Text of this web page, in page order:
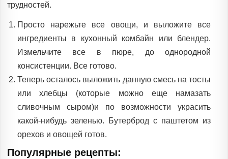
трудностей.
Просто нарежьте все овощи, и выложите все
ингредиенты в кухонный комбайн или блендер.
Измельчите все в пюре, до однородной
консистенции. Все готово.
Теперь осталось выложить данную смесь на тосты
или хлебцы (которые можно еще намазать
сливочным сыром)и по возможности украсить
какой-нибудь зеленью. Бутерброд с паштетом из
орехов и овощей готов.
Популярные рецепты: